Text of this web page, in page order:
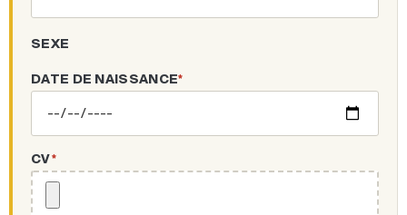
SEXE
DATE DE NAISSANCE*
CV*